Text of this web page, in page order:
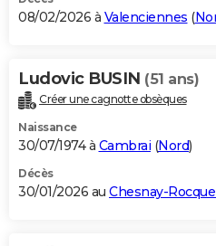
08/02/2026 à Valenciennes (
Ludovic BUSIN (51 ans)
Créer une cagnotte obsèques
Naissance
30/07/1974 à Cambrai (Nord)
Décès
30/01/2026 au Chesnay-